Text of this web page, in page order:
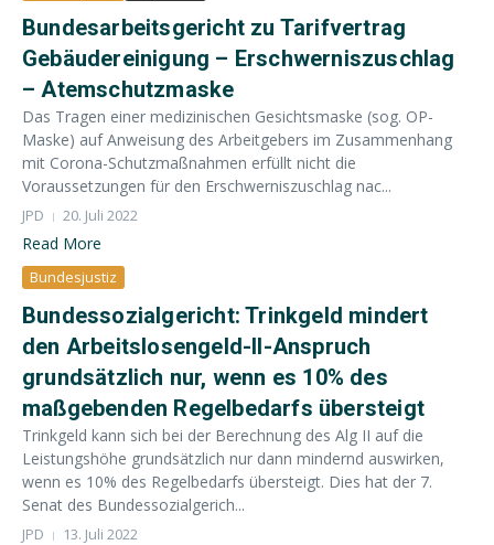
Bundesarbeitsgericht zu Tarifvertrag
Gebäudereinigung – Erschwerniszuschlag
– Atemschutzmaske
Das Tragen einer medizinischen Gesichtsmaske (sog. OP-
Maske) auf Anweisung des Arbeitgebers im Zusammenhang
mit Corona-Schutzmaßnahmen erfüllt nicht die
Voraussetzungen für den Erschwerniszuschlag nac...
JPD 20. Juli 2022
Read More
Bundesjustiz
Bundessozialgericht: Trinkgeld mindert
den Arbeitslosengeld-II-Anspruch
grundsätzlich nur, wenn es 10% des
maßgebenden Regelbedarfs übersteigt
Trinkgeld kann sich bei der Berechnung des Alg II auf die
Leistungshöhe grundsätzlich nur dann mindernd auswirken,
wenn es 10% des Regelbedarfs übersteigt. Dies hat der 7.
Senat des Bundessozialgerich...
JPD 13. Juli 2022